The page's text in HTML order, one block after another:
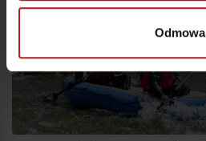
Odmowa